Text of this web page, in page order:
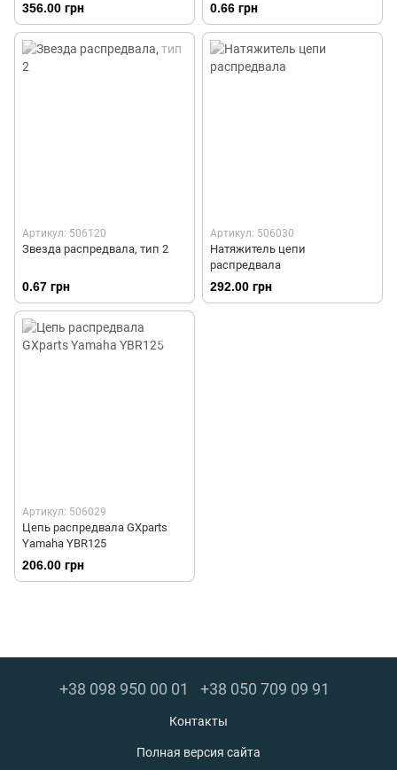
356.00 грн 0.66 грн
Артикул: 506120
Звезда распредвала, тип 2
0.67 грн
Артикул: 506030
Натяжитель цепи
распредвала
292.00 грн
Артикул: 506029
Цепь распредвала GXparts
Yamaha YBR125
206.00 грн
+38 098 950 00 01 +38 050 709 09 91
Контакты
Полная версия сайта